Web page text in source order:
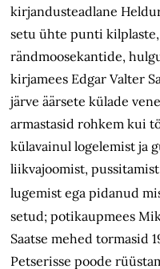
kirjandusteadlane
setu ühte punti
rändmoosekantide,
kirjamees Edgar Valter
järve äärsete külade
armastasid rohkem kui
külavainul logelemist ja
liikvajoomist,
lugemist ega pidanud
setud; potikaupmees
Saatse mehed tormasid
Petserisse poode